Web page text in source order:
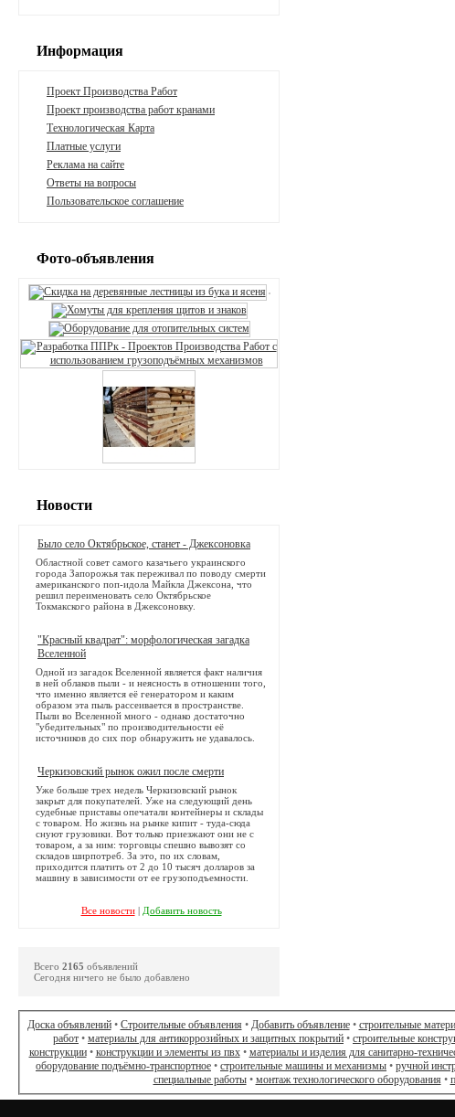
Информация
Проект Производства Работ
Проект производства работ кранами
Технологическая Карта
Платные услуги
Реклама на сайте
Ответы на вопросы
Пользовательское соглашение
Фото-объявления
Новости
Было село Октябрьское, станет - Джексоновка
Областной совет самого казачьего украинского
города Запорожья так переживал по поводу смерти
американского поп-идола Майкла Джексона, что
решил переименовать село Октябрьское
Токмакского района в Джексоновку.
"Красный квадрат": морфологическая загадка
Вселенной
Одной из загадок Вселенной является факт наличия
в ней облаков пыли - и неясность в отношении того,
что именно является её генератором и каким
образом эта пыль рассеивается в пространстве.
Пыли во Вселенной много - однако достаточно
"убедительных" по производительности её
источников до сих пор обнаружить не удавалось.
Черкизовский рынок ожил после смерти
Уже больше трех недель Черкизовский рынок
закрыт для покупателей. Уже на следующий день
судебные приставы опечатали контейнеры и склады
с товаром. Но жизнь на рынке кипит - туда-сюда
снуют грузовики. Вот только приезжают они не с
товаром, а за ним: торговцы спешно вывозят со
складов ширпотреб. За это, по их словам,
приходится платить от 2 до 10 тысяч долларов за
машину в зависимости от ее грузоподъемности.
Все новости| Добавить новость
Всего 2165 объявлений
Сегодня ничего не было добавлено
Доска объявлений• Строительные объявления • Добавить объявление• строительные
работ • материалы для антикоррозийных и защитных покрытий • строительные
конструкции• конструкции и элементы из пвх• материалы и изделия для санитарно-
оборудование подъёмно-транспортное • строительные машины и механизмы • ручной
специальные работы• монтаж технологического оборудования •